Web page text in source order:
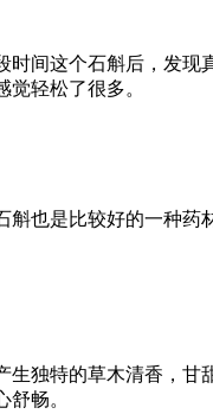
时间这个石斛后，发现
觉轻松了很多。
斛也是比较好的一种药
生独特的草木清香，甘
舒畅。